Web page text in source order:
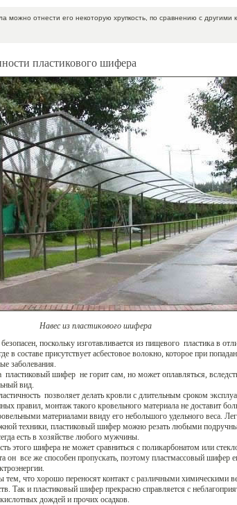
можно отнести его некоторую хрупкость, по сравнению с другими
пластикового шифера
Навес из пластикового шифера
поскольку изготавливается из пищевого пластика в
в составе присутствует асбестовое волокно, которое при
заболевания.
шифер не горит сам, но может оплавляться,
вид.
позволяет делать кровли с длительным сроком
правил, монтаж такого кровельного материала не доставит
материалами ввиду его небольшого удельного веса.
техники, пластиковый шифер можно резать любыми
есть в хозяйстве любого мужчины.
этого шифера не может сравниться с поликарбонатом или
он все же способен пропускать, поэтому пластмассовый шифер
тем, что хорошо переносят контакт с различными химическими
Так и пластиковый шифер прекрасно справляется с
дождей и прочих осадков.